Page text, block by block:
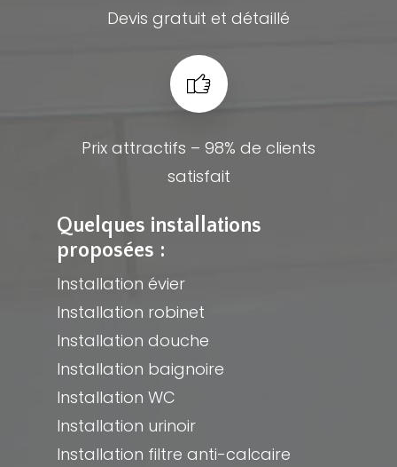
Devis gratuit et détaillé
Prix attractifs – 98% de clients
satisfait
Quelques installations
proposées :
Installation évier
Installation robinet
Installation douche
Installation baignoire
Installation WC
Installation urinoir
Installation filtre anti-calcaire